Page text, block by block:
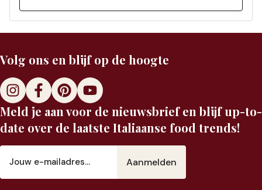
Volg ons en blijf op de hoogte
Meld je aan voor de nieuwsbrief en blijf up-to-
date over de laatste Italiaanse food trends!
mailadres